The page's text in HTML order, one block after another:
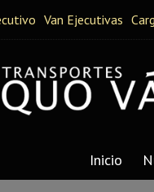
Van Ejecutivas
Taxis Quo
Inicio